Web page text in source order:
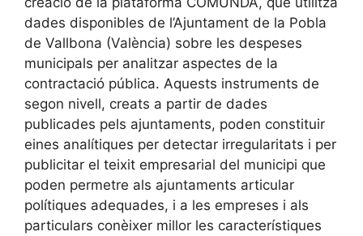
dades disponibles de l’Ajuntament de la Pobla
de Vallbona (València) sobre les despeses
municipals per analitzar aspectes de la
contractació pública. Aquests instruments de
segon nivell, creats a partir de dades
publicades pels ajuntaments, poden constituir
eines analítiques per detectar irregularitats i per
publicitar el teixit empresarial del municipi que
poden permetre als ajuntaments articular
polítiques adequades, i a les empreses i als
particulars conèixer millor les característiques